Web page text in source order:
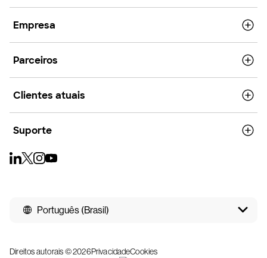
Empresa
Parceiros
Clientes atuais
Suporte
Português (Brasil)
Direitos autorais © 2026PrivacidadeCookies